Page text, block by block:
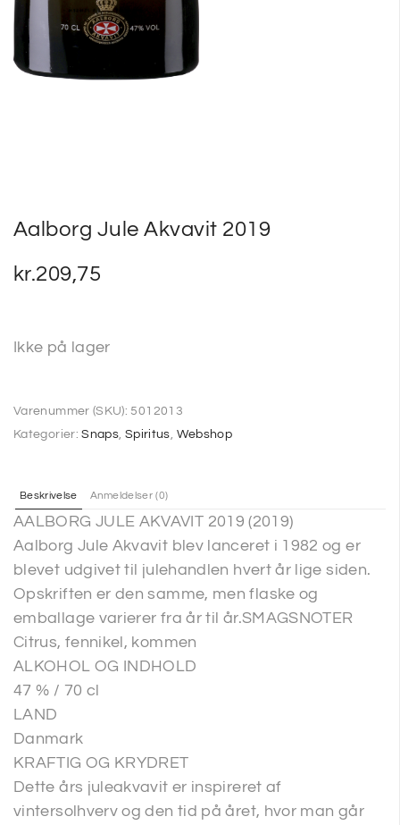
Aalborg Jule Akvavit 2019
kr.209,75
Ikke på lager
Varenummer (SKU): 5012013
Kategorier:Snaps Spiritus Webshop
Beskrivelse Anmeldelser (0)
AALBORG JULE AKVAVIT 2019 (2019)
Aalborg Jule Akvavit blev lanceret i 1982 og er
blevet udgivet til julehandlen hvert år lige siden.
Opskriften er den samme, men flaske og
emballage varierer fra år til år.SMAGSNOTER
Citrus, fennikel, kommen
ALKOHOL OG INDHOLD
47 % / 70 cl
LAND
Danmark
KRAFTIG OG KRYDRET
Dette års juleakvavit er inspireret af
vintersolhverv og den tid på året, hvor man går